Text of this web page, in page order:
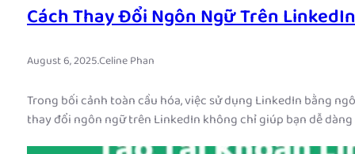
Cách Thay Đổi Ngôn Ngữ Trên
August 6, 2025.Celine Phan
Trong bối cảnh toàn cầu hóa, việc sử dụng LinkedIn bằng
thay đổi ngôn ngữ trên LinkedIn không chỉ giúp bạn dễ